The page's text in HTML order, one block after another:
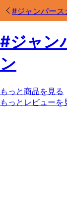
#ジャンパー
#ジャン
ン
もっと商品を見る
もっとレビューを